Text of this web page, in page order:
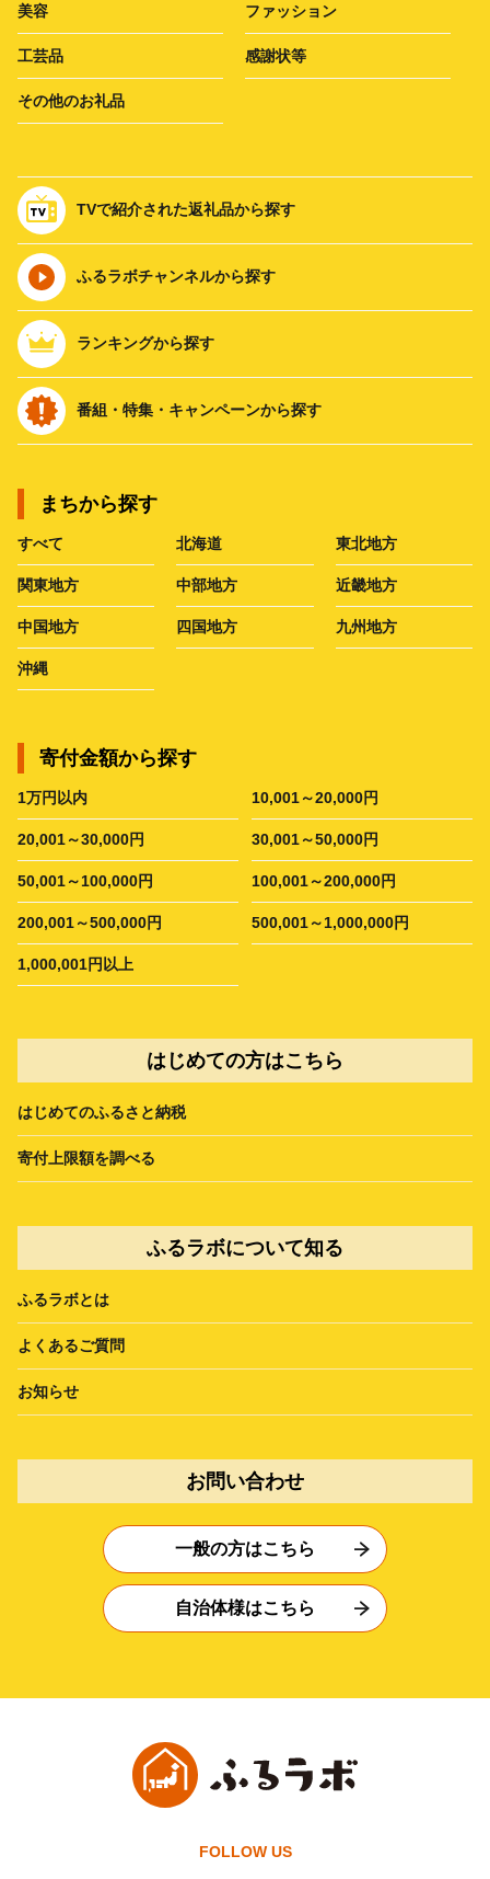
美容 ファッション
工芸品 感謝状等
その他のお礼品
TVで紹介された返礼品から探す
ふるラボチャンネルから探す
ランキングから探す
番組・特集・キャンペーンから探す
まちから探す
すべて 北海道 東北地方
関東地方 中部地方 近畿地方
中国地方 四国地方 九州地方
沖縄
寄付金額から探す
1万円以内 10,001～20,000円
20,001～30,000円 30,001～50,000円
50,001～100,000円 100,001～200,000円
200,001～500,000円 500,001～1,000,000円
1,000,001円以上
はじめての方はこちら
はじめてのふるさと納税
寄付上限額を調べる
ふるラボについて知る
ふるラボとは
よくあるご質問
お知らせ
お問い合わせ
一般の方はこちら
自治体様はこちら
FOLLOW US